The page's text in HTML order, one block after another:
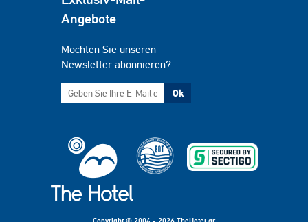
Angebote
Möchten Sie unseren
Newsletter abonnieren?
Ok